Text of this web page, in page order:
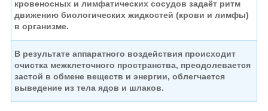
кровеносных и лимфатических сосудов задаёт ритм
движению биологических жидкостей (крови и лимфы)
в организме.
В результате аппаратного воздействия происходит
очистка межклеточного пространства, преодолевается
застой в обмене веществ и энергии, облегчается
выведение из тела ядов и шлаков.